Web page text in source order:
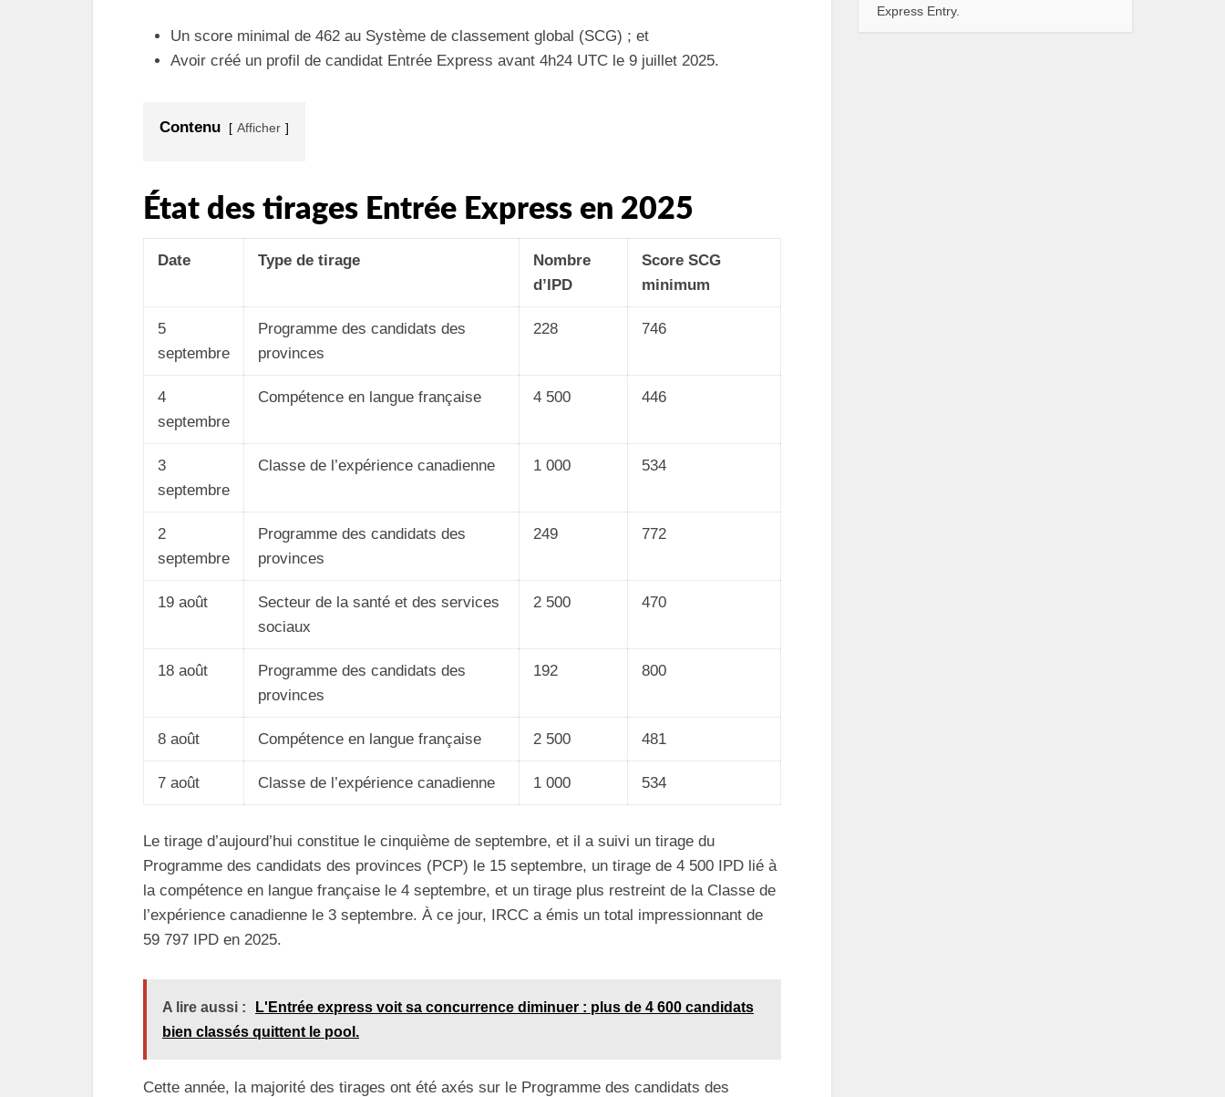
Un score minimal de 462 au Système de classement global (SCG) ; et
Avoir créé un profil de candidat Entrée Express avant 4h24 UTC le 9 juillet 2025.
Contenu Afficher
État des tirages Entrée Express en 2025
Date Type de tirage
Nombre
d’IPD
Score SCG
minimum
5
septembre
Programme des candidats des
provinces
228 746
4
septembre
Compétence en langue française 4 500 446
3
septembre
Classe de l’expérience canadienne 1 000 534
2
septembre
Programme des candidats des
provinces
249 772
19 août
Secteur de la santé et des services
sociaux
2 500 470
18 août
Programme des candidats des
provinces
192 800
8 août Compétence en langue française 2 500 481
7 août Classe de l’expérience canadienne 1 000 534
Le tirage d’aujourd’hui constitue le cinquième de septembre, et il a suivi un tirage du
Programme des candidats des provinces (PCP) le 15 septembre, un tirage de 4 500 IPD lié à
la compétence en langue française le 4 septembre, et un tirage plus restreint de la Classe de
l’expérience canadienne le 3 septembre. À ce jour, IRCC a émis un total impressionnant de
59 797 IPD en 2025.
A lire aussi :
L'Entrée express voit sa concurrence diminuer : plus de 4 600 candidats
bien classés quittent le pool.
Cette année, la majorité des tirages ont été axés sur le Programme des candidats des
Express Entry.